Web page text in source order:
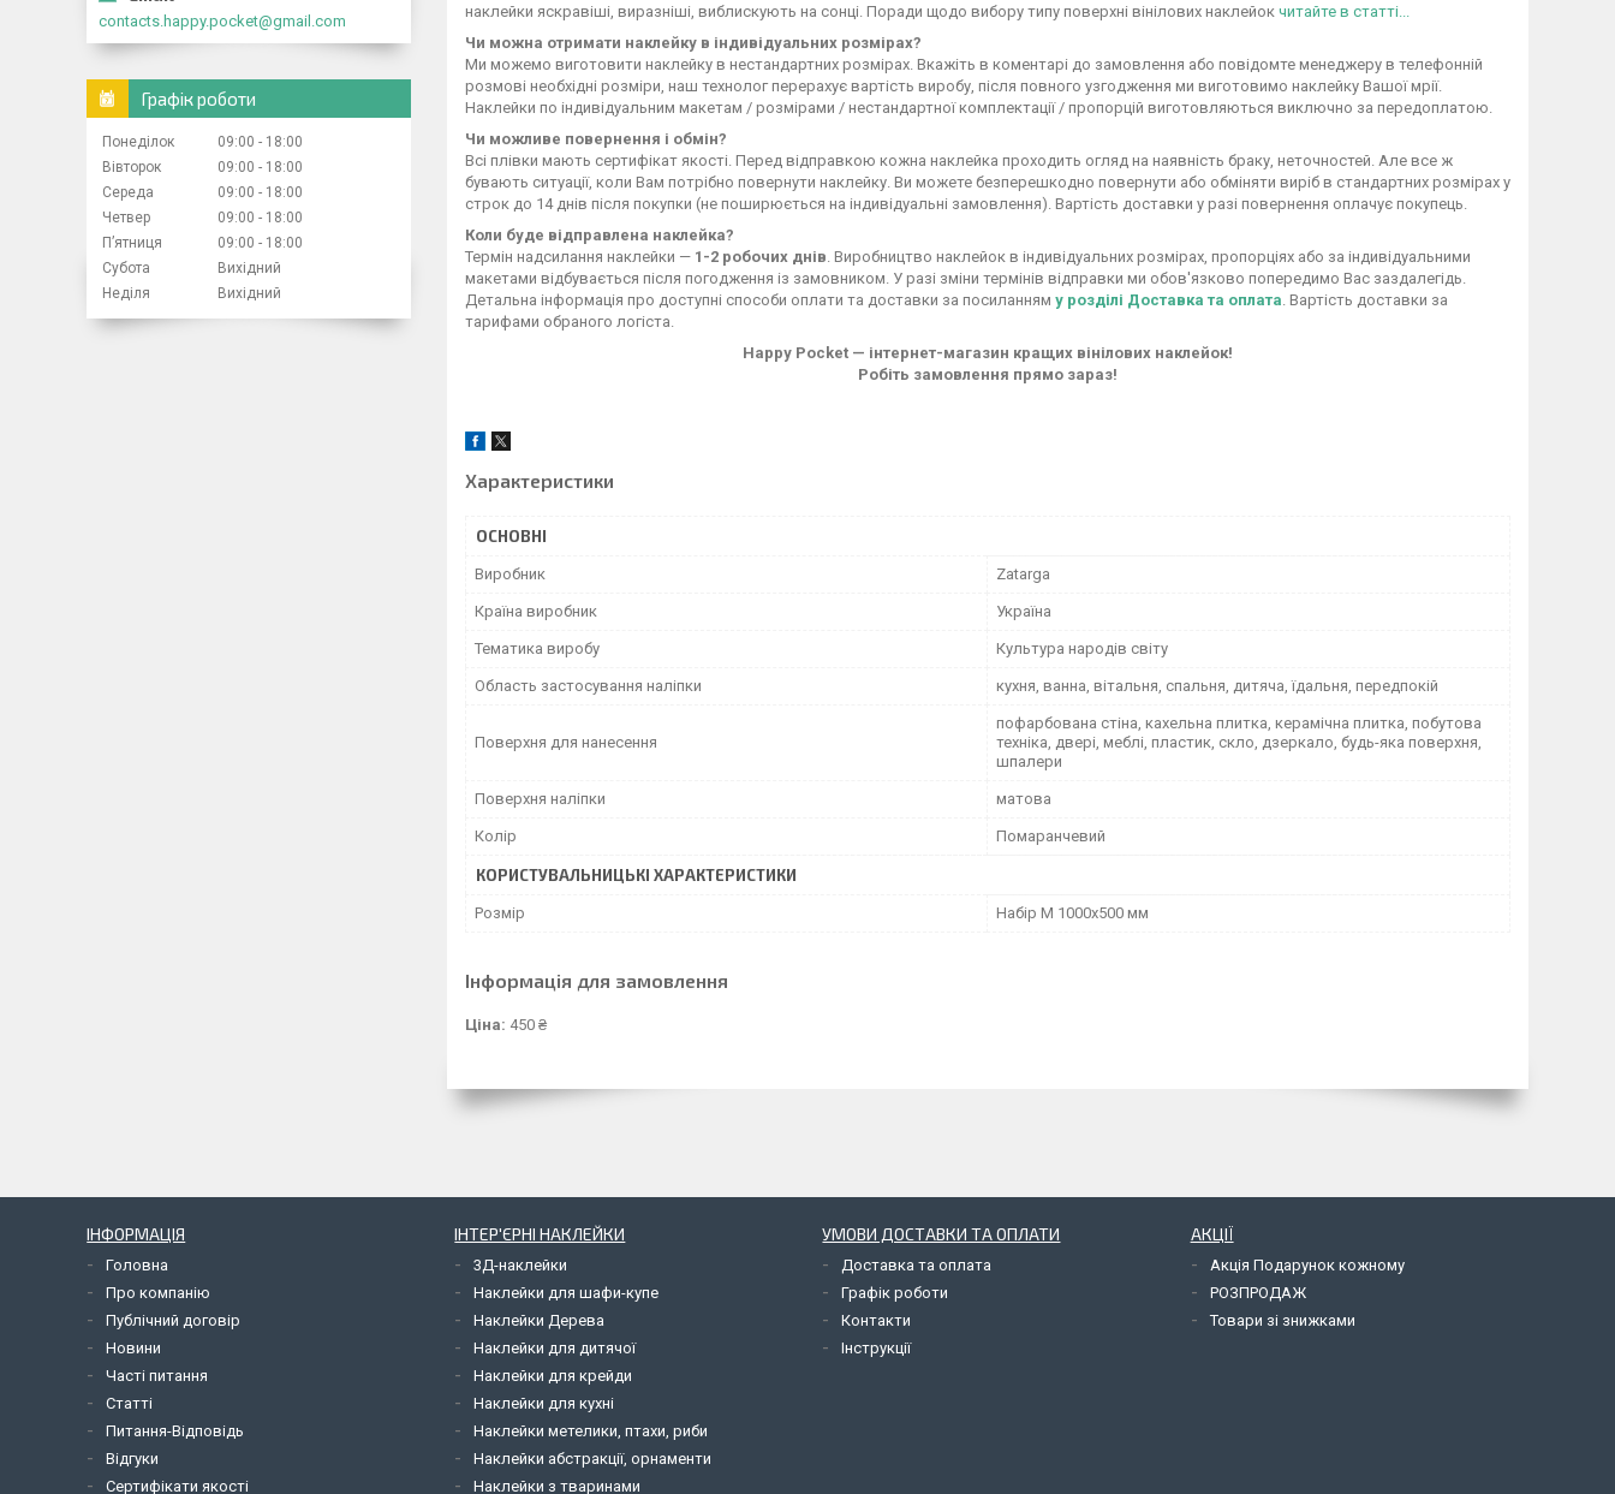
наклейки яскравіші, виразніші, виблискують на сонці. Поради щодо вибору типу поверхні вінілових наклейок читайте в статті...
Чи можна отримати наклейку в індивідуальних розмірах?
Ми можемо виготовити наклейку в нестандартних розмірах. Вкажіть в коментарі до замовлення або повідомте менеджеру в телефонній
розмові необхідні розміри, наш технолог перерахує вартість виробу, після повного узгодження ми виготовимо наклейку Вашої мрії.
Наклейки по індивідуальним макетам / розмірами / нестандартної комплектації / пропорцій виготовляються виключно за передоплатою.
Чи можливе повернення і обмін?
Всі плівки мають сертифікат якості. Перед відправкою кожна наклейка проходить огляд на наявність браку, неточностей. Але все ж
бувають ситуації, коли Вам потрібно повернути наклейку. Ви можете безперешкодно повернути або обміняти виріб в стандартних розмірах у
строк до 14 днів після покупки (не поширюється на індивідуальні замовлення). Вартість доставки у разі повернення оплачує покупець.
Коли буде відправлена наклейка?
Термін надсилання наклейки — 1-2 робочих днів . Виробництво наклейок в індивідуальних розмірах, пропорціях або за індивідуальними
макетами відбувається після погодження із замовником. У разі зміни термінів відправки ми обов'язково попередимо Вас заздалегідь.
Детальна інформація про доступні способи оплати та доставки за посиланням у розділі Доставка та оплата . Вартість доставки за
тарифами обраного логіста.
Happy Pocket — інтернет-магазин кращих вінілових наклейок!
Робіть замовлення прямо зараз!
Характеристики
ОСНОВНІ
Виробник Zatarga
Країна виробник Україна
Тематика виробу Культура народів світу
Область застосування наліпки кухня, ванна, вітальня, спальня, дитяча, їдальня, передпокій
Поверхня для нанесення
пофарбована стіна, кахельна плитка, керамічна плитка, побутова
техніка, двері, меблі, пластик, скло, дзеркало, будь-яка поверхня,
шпалери
Поверхня наліпки матова
Колір Помаранчевий
КОРИСТУВАЛЬНИЦЬКІ ХАРАКТЕРИСТИКИ
Розмір Набір М 1000х500 мм
Інформація для замовлення
Ціна: 450 ₴
contacts.happy.pocket@gmail.com
Графік роботи
Понеділок 09:00
18:00
Вівторок
09:00
18:00
Середа
09:00
18:00
Четвер
09:00
18:00
Пʼятниця
09:00
18:00
Субота
Вихідний
Неділя
Вихідний
ІНФОРМАЦІЯ
Головна
Про компанію
Публічний договір
Новини
Часті питання
Статті
Питання-Відповідь
Відгуки
Сертифікати якості
ІНТЕР'ЄРНІ НАКЛЕЙКИ
3Д-наклейки
Наклейки для шафи-купе
Наклейки Дерева
Наклейки для дитячої
Наклейки для крейди
Наклейки для кухні
Наклейки метелики, птахи, риби
Наклейки абстракції, орнаменти
Наклейки з тваринами
УМОВИ ДОСТАВКИ ТА ОПЛАТИ
Доставка та оплата
Графік роботи
Контакти
Інструкції
АКЦІЇ
Акція Подарунок кожному
РОЗПРОДАЖ
Товари зі знижками